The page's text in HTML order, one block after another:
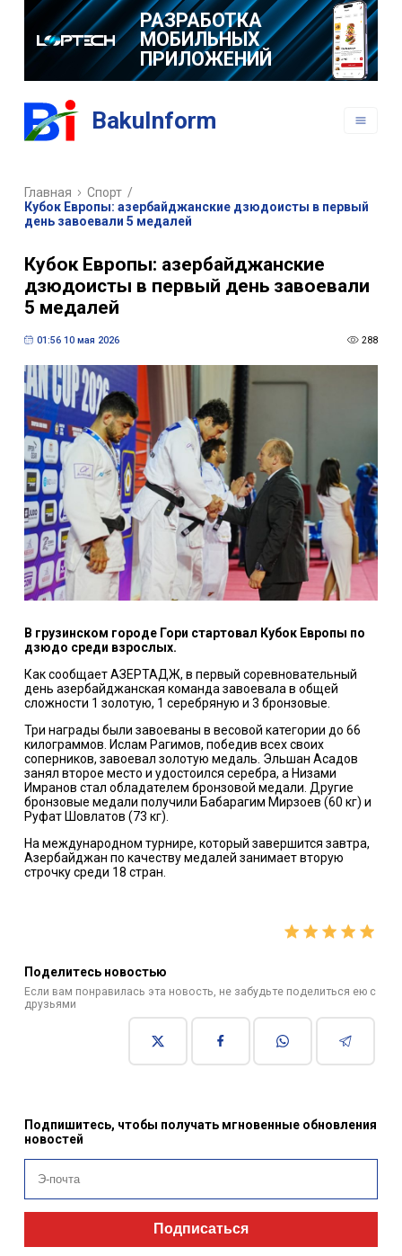
РАЗРАБОТКА
МОБИЛЬНЫХ
ПРИЛОЖЕНИЙ
BakuInform
Главная Спорт /
Кубок Европы: азербайджанские дзюдоисты в первый
день завоевали 5 медалей
Кубок Европы: азербайджанские
дзюдоисты в первый день завоевали
5 медалей
01:56 10 мая 2026 288
В грузинском городе Гори стартовал Кубок Европы по
дзюдо среди взрослых.
Как сообщает АЗЕРТАДЖ, в первый соревновательный
день азербайджанская команда завоевала в общей
сложности 1 золотую, 1 серебряную и 3 бронзовые.
Три награды были завоеваны в весовой категории до 66
килограммов. Ислам Рагимов, победив всех своих
соперников, завоевал золотую медаль. Эльшан Асадов
занял второе место и удостоился серебра, а Низами
Имранов стал обладателем бронзовой медали. Другие
бронзовые медали получили Бабарагим Мирзоев (60 кг) и
Руфат Шовлатов (73 кг).
На международном турнире, который завершится завтра,
Азербайджан по качеству медалей занимает вторую
строчку среди 18 стран.
Поделитесь новостью
Если вам понравилась эта новость, не забудьте поделиться ею с
друзьями
Подпишитесь, чтобы получать мгновенные обновления
новостей
Подписаться